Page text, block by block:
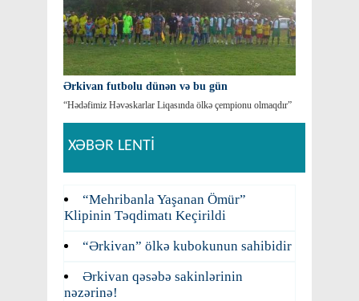
Ərkivan futbolu dünən və bu gün
“Hədəfimiz Həvəskarlar Liqasında ölkə çempionu olmaqdır”
XƏBƏR LENTİ
“Mehribanla Yaşanan Ömür”
Klipinin Təqdimatı Keçirildi
“Ərkivan” ölkə kubokunun sahibidir
Ərkivan qəsəbə sakinlərinin
nəzərinə!